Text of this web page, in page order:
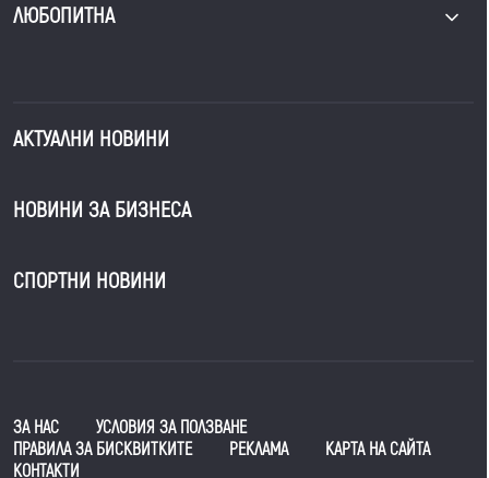
ЛЮБОПИТНА
АКТУАЛНИ НОВИНИ
НОВИНИ ЗА БИЗНЕСА
СПОРТНИ НОВИНИ
ЗА НАС
УСЛОВИЯ ЗА ПОЛЗВАНЕ
ПРАВИЛА ЗА БИСКВИТКИТЕ
РЕКЛАМА
КАРТА НА САЙТА
КОНТАКТИ